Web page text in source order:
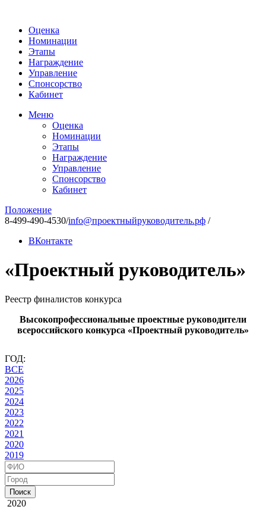
Оценка
Номинации
Этапы
Награждение
Управление
Спонсорство
Кабинет
Меню
Оценка
Номинации
Этапы
Награждение
Управление
Спонсорство
Кабинет
Положение
8-499-490-4530/info@проектныйруководитель.рф /
ВКонтакте
«Проектный руководитель»
Реестр финалистов конкурса
Высокопрофессиональные проектные руководители
всероссийского конкурса «Проектный руководитель»
ГОД:
ВСЕ
2026
2025
2024
2023
2022
2021
2020
2019
Поиск
2020